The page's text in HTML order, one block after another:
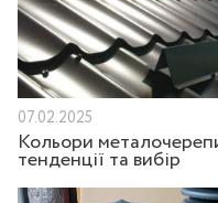
07.02.2025
Кольори
тенденції та вибір